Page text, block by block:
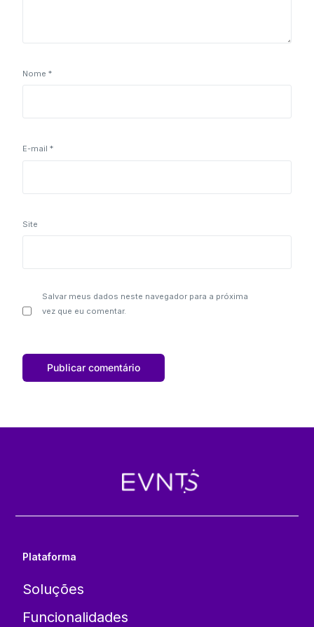
Nome*
E-mail*
Site
Salvar meus dados neste navegador para a próxima
vez que eu comentar.
Plataforma
Soluções
Funcionalidades